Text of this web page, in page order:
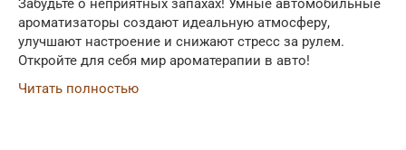
Забудьте о неприятных запахах! Умные автомобильные
ароматизаторы создают идеальную атмосферу,
улучшают настроение и снижают стресс за рулем.
Откройте для себя мир ароматерапии в авто!
Читать полностью